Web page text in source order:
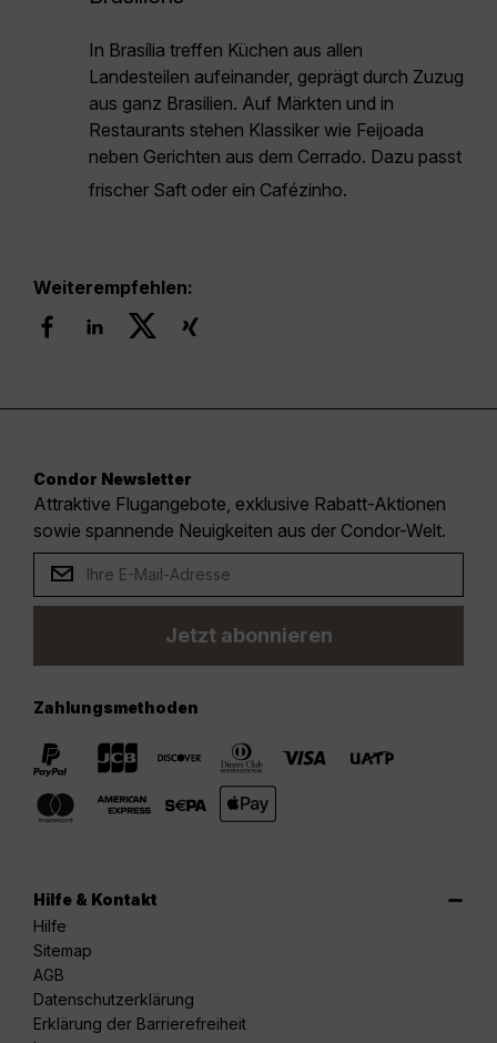
In Brasília treffen Küchen aus allen
Landesteilen aufeinander, geprägt durch Zuzug
aus ganz Brasilien. Auf Märkten und in
Restaurants stehen Klassiker wie Feijoada
neben Gerichten aus dem Cerrado. Dazu passt
frischer Saft oder ein Cafézinho.
Weiterempfehlen:
Condor Newsletter
Attraktive Flugangebote, exklusive Rabatt-Aktionen
sowie spannende Neuigkeiten aus der Condor-Welt.
Jetzt abonnieren
Zahlungsmethoden
Hilfe & Kontakt
Hilfe
Sitemap
AGB
Datenschutzerklärung
Erklärung der Barrierefreiheit